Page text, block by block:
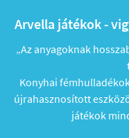
Arvella játékok -
„Az anyagoknak
Konyhai
újrahasznosított
játékok